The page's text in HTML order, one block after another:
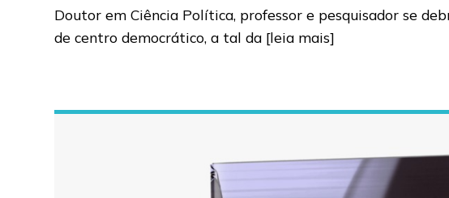
Doutor em Ciência Política, professor e pesquisador se
de centro democrático, a tal da [leia mais]